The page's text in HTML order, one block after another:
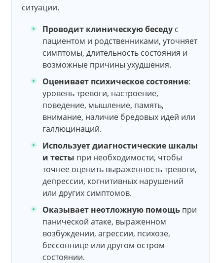
ситуации.
Проводит клиническую беседу с
пациентом и родственниками, уточняет
симптомы, длительность состояния и
возможные причины ухудшения.
Оценивает психическое состояние:
уровень тревоги, настроение,
поведение, мышление, память,
внимание, наличие бредовых идей или
галлюцинаций.
Использует диагностические шкалы
и тесты при необходимости, чтобы
точнее оценить выраженность тревоги,
депрессии, когнитивных нарушений
или других симптомов.
Оказывает неотложную помощь при
панической атаке, выраженном
возбуждении, агрессии, психозе,
бессоннице или другом остром
состоянии.